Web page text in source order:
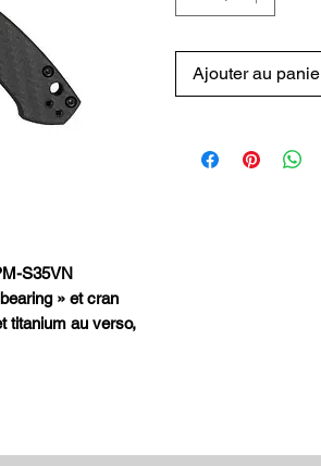
S35VN
» et cran
titanium au verso,
Ajouter au